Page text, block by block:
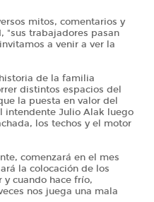
mitos, comentarios y
"sus trabajadores pasan
a venir a ver la
de la familia
distintos espacios del
la puesta en valor del
intendente Julio Alak luego
los techos y el motor
comenzará en el mes
la colocación de los
y cuando hace frío,
nos juega una mala